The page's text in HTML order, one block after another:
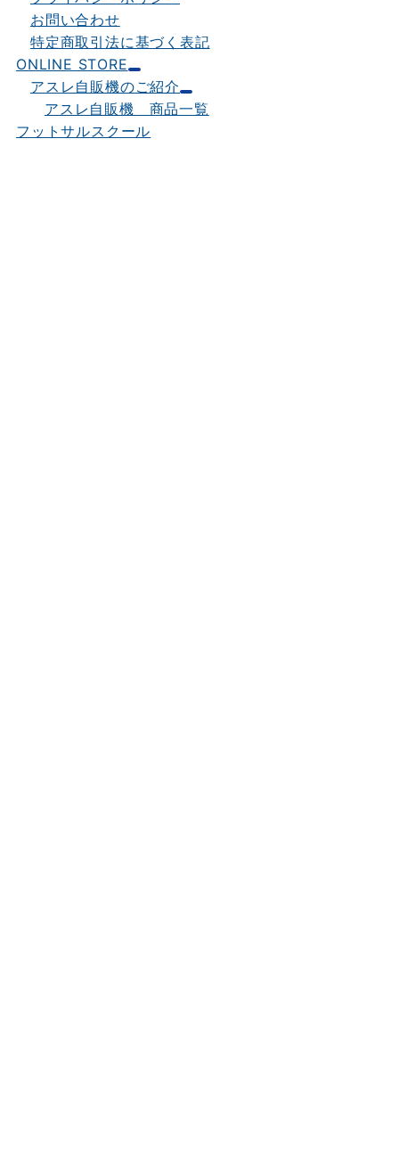
お問い合わせ
特定商取引法に基づく表記
ONLINE STORE
アスレ自販機のご紹介
アスレ自販機 商品一覧
フットサルスクール